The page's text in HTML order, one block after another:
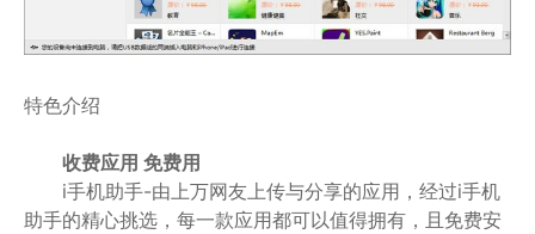
特色介绍
收费应用 免费用
i手机助手-由上万网友上传与分享的应用，经过i手机
助手的精心挑选，每一款应用都可以值得拥有，且免费安